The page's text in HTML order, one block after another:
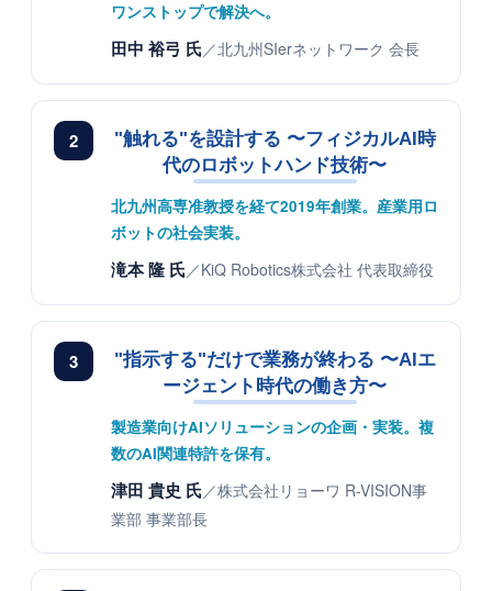
ワンストップで解決へ。
田中 裕弓 氏／北九州SIerネットワーク 会長
2
"触れる"を設計する 〜フィジカルAI時
代のロボットハンド技術〜
北九州高専准教授を経て2019年創業。産業用ロ
ボットの社会実装。
滝本 隆 氏／KiQ Robotics株式会社 代表取締役
3
"指示する"だけで業務が終わる 〜AIエ
ージェント時代の働き方〜
製造業向けAIソリューションの企画・実装。複
数のAI関連特許を保有。
津田 貴史 氏／株式会社リョーワ R-VISION事
業部 事業部長